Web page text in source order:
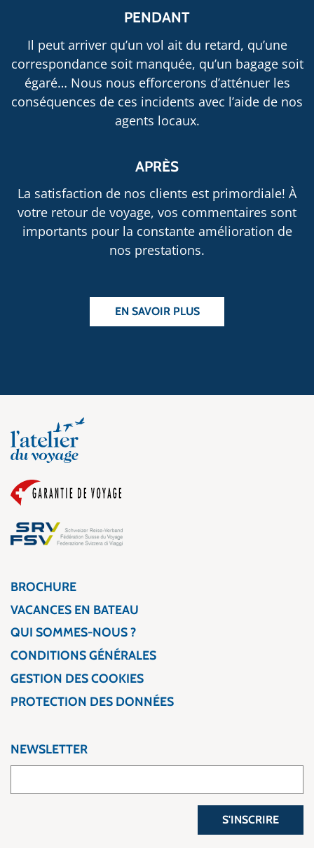
PENDANT
Il peut arriver qu’un vol ait du retard, qu’une
correspondance soit manquée, qu’un bagage soit
égaré… Nous nous efforcerons d’atténuer les
conséquences de ces incidents avec l’aide de nos
agents locaux.
APRÈS
La satisfaction de nos clients est primordiale! À
votre retour de voyage, vos commentaires sont
importants pour la constante amélioration de
nos prestations.
EN SAVOIR PLUS
BROCHURE
VACANCES EN BATEAU
QUI SOMMES-NOUS ?
CONDITIONS GÉNÉRALES
GESTION DES COOKIES
PROTECTION DES DONNÉES
NEWSLETTER
S'INSCRIRE